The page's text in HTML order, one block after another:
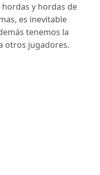
hordas y hordas de
es inevitable
tenemos la
otros jugadores.